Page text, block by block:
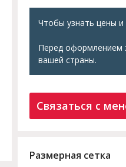
Чтобы узнать цены и
Перед оформлением
вашей страны.
Связаться с
Размерная сетка